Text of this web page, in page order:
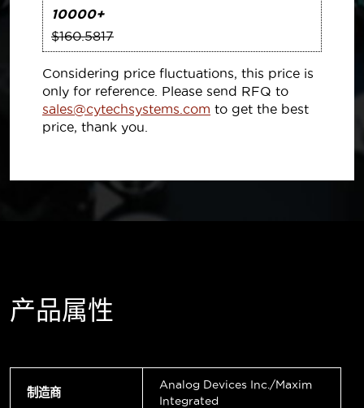
10000+
$160.5817
Considering price fluctuations, this price is
only for reference. Please send RFQ to
sales@cytechsystems.com to get the best
price, thank you.
产品属性
制造商
Analog Devices Inc./Maxim
Integrated